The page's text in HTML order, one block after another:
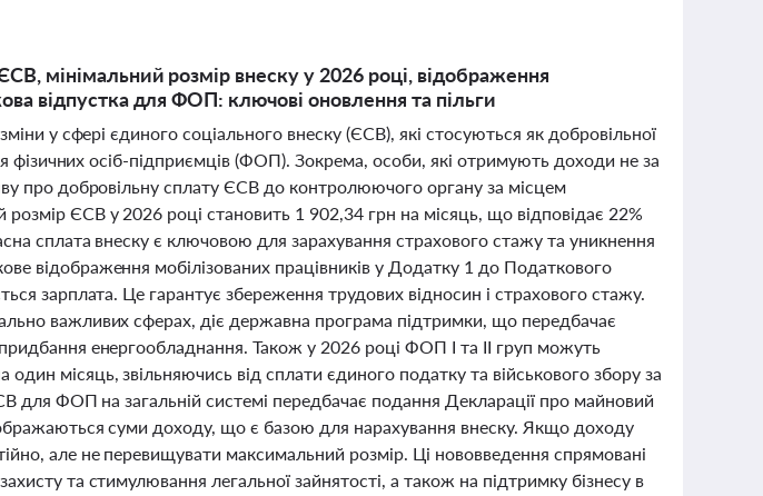
мінімальний розмір внеску у 2026 році, відображення
відпустка для ФОП: ключові оновлення та пільги
у сфері єдиного соціального внеску (ЄСВ), які стосуються як добровільної
фізичних осіб-підприємців (ФОП). Зокрема, особи, які отримують доходи не за
про добровільну сплату ЄСВ до контролюючого органу за місцем
ЄСВ у 2026 році становить 1 902,34 грн на місяць, що відповідає 22%
сплата внеску є ключовою для зарахування страхового стажу та уникнення
відображення мобілізованих працівників у Додатку 1 до Податкового
зарплата. Це гарантує збереження трудових відносин і страхового стажу.
важливих сферах, діє державна програма підтримки, що передбачає
енергообладнання. Також у 2026 році ФОП І та ІІ груп можуть
місяць, звільняючись від сплати єдиного податку та військового збору за
для ФОП на загальній системі передбачає подання Декларації про майновий
суми доходу, що є базою для нарахування внеску. Якщо доходу
але не перевищувати максимальний розмір. Ці нововведення спрямовані
та стимулювання легальної зайнятості, а також на підтримку бізнесу в